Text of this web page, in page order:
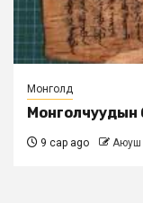
Монголд
Монголчуудын
9 сар ago Аюуш